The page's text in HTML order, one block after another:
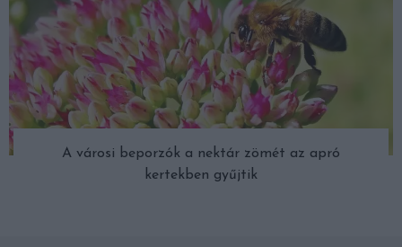
A városi beporzók a nektár zömét az apró
kertekben gyűjtik